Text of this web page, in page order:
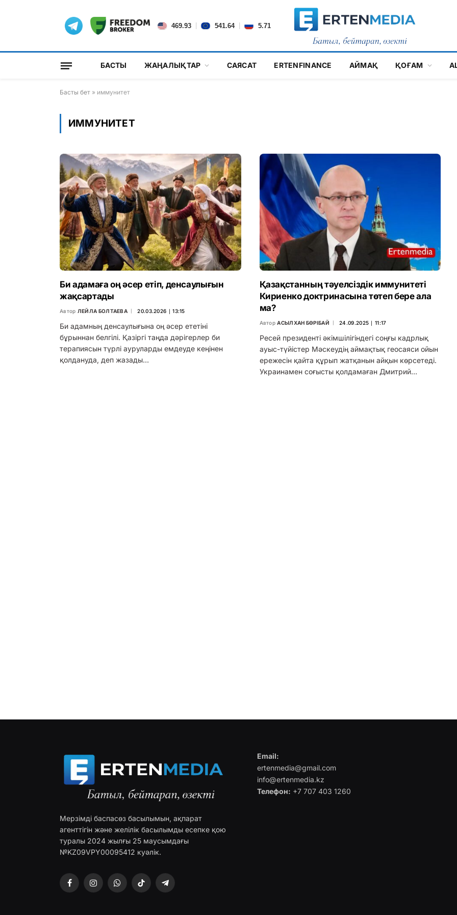
469.93 541.64 5.71
БАСТЫ ЖАҢАЛЫҚТАР САЯСАТ ERTENFINANCE АЙМАҚ ҚОҒАМ
Басты бет » иммунитет
ИММУНИТЕТ
Би адамаға оң әсер етіп, денсаулығын
жақсартады
Автор ЛЕЙЛА БОЛТАЕВА 20.03.2026 ∣ 13:15
Би адамның денсаулығына оң әсер ететіні
бұрыннан белгілі. Қазіргі таңда дәрігерлер би
терапиясын түрлі ауруларды емдеуде кеңінен
қолдануда, деп жазады…
Қазақстанның тәуелсіздік иммунитеті
Кириенко доктринасына төтеп бере ала
ма?
Автор АСЫЛХАН БӨРІБАЙ 24.09.2025 ∣ 11:17
Ресей президенті әкімшілігіндегі соңғы кадрлық
ауыс-түйістер Мәскеудің аймақтық геосаяси ойын
ережесін қайта құрып жатқанын айқын көрсетеді.
Украинамен соғысты қолдамаған Дмитрий…
Мерзімді баспасөз басылымын, ақпарат
агенттігін және желілік басылымды есепке қою
туралы 2024 жылғы 25 маусымдағы
№KZ09VPY00095412 куәлік.
FacebookInstagramWhatsAppTikTok Telegram
Email:
ertenmedia@gmail.com
info@ertenmedia.kz
Телефон: +7 707 403 1260